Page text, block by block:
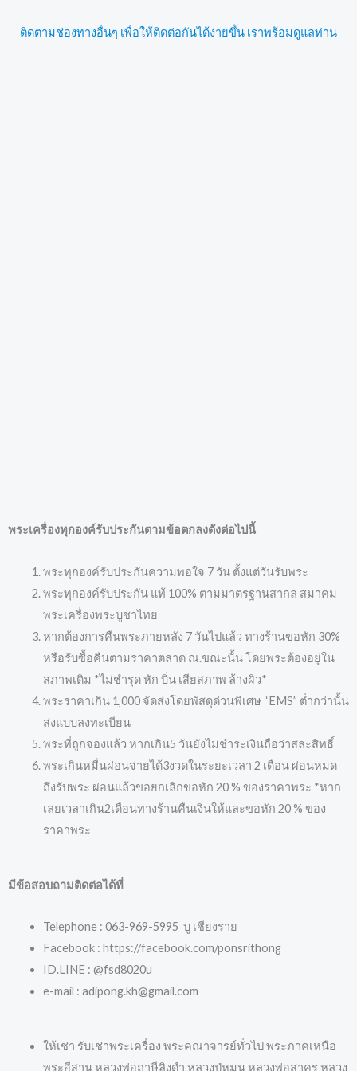
ติดตามช่องทางอื่นๆ เพื่อให้ติดต่อกันได้ง่ายขึ้น เราพร้อมดูแลท่าน
พระเครื่องทุกองค์รับประกันตามข้อตกลงดังต่อไปนี้
พระทุกองค์รับประกันความพอใจ 7 วัน ตั้งแต่วันรับพระ
พระทุกองค์รับประกัน แท้ 100% ตามมาตรฐานสากล สมาคม
พระเครื่องพระบูชาไทย
หากต้องการคืนพระภายหลัง 7 วันไปแล้ว ทางร้านขอหัก 30%
หรือรับซื้อคืนตามราคาตลาด ณ.ขณะนั้น โดยพระต้องอยู่ใน
สภาพเดิม *ไม่ชำรุด หัก บิ่น เสียสภาพ ล้างผิว*
พระราคาเกิน 1,000 จัดส่งโดยพัสดุด่วนพิเศษ “EMS” ต่ำกว่านั้น
ส่งแบบลงทะเบียน
พระที่ถูกจองแล้ว หากเกิน5 วันยังไม่ชำระเงินถือว่าสละสิทธิ์
พระเกินหมื่นผ่อนจ่ายได้3งวดในระยะเวลา 2 เดือน ผ่อนหมด
ถึงรับพระ ผ่อนแล้วขอยกเลิกขอหัก 20 % ของราคาพระ *หาก
เลยเวลาเกิน2เดือนทางร้านคืนเงินให้และขอหัก 20 % ของ
ราคาพระ
มีข้อสอบถามติดต่อได้ที่
Telephone : 063-969-5995 บู เชียงราย
Facebook : https://facebook.com/ponsrithong
ID.LINE : @fsd8020u
e-mail : adipong.kh@gmail.com
ให้เช่า รับเช่าพระเครื่อง พระคณาจารย์ทั่วไป พระภาคเหนือ
พระอีสาน หลวงพ่อฤาษีลิงดำ หลวงปู่หมุน หลวงพ่อสาคร หลวง